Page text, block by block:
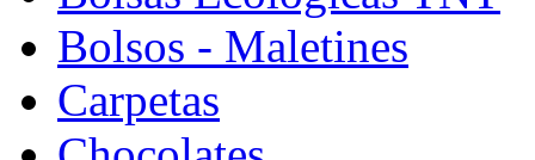
Bolsos - Maletines
Carpetas